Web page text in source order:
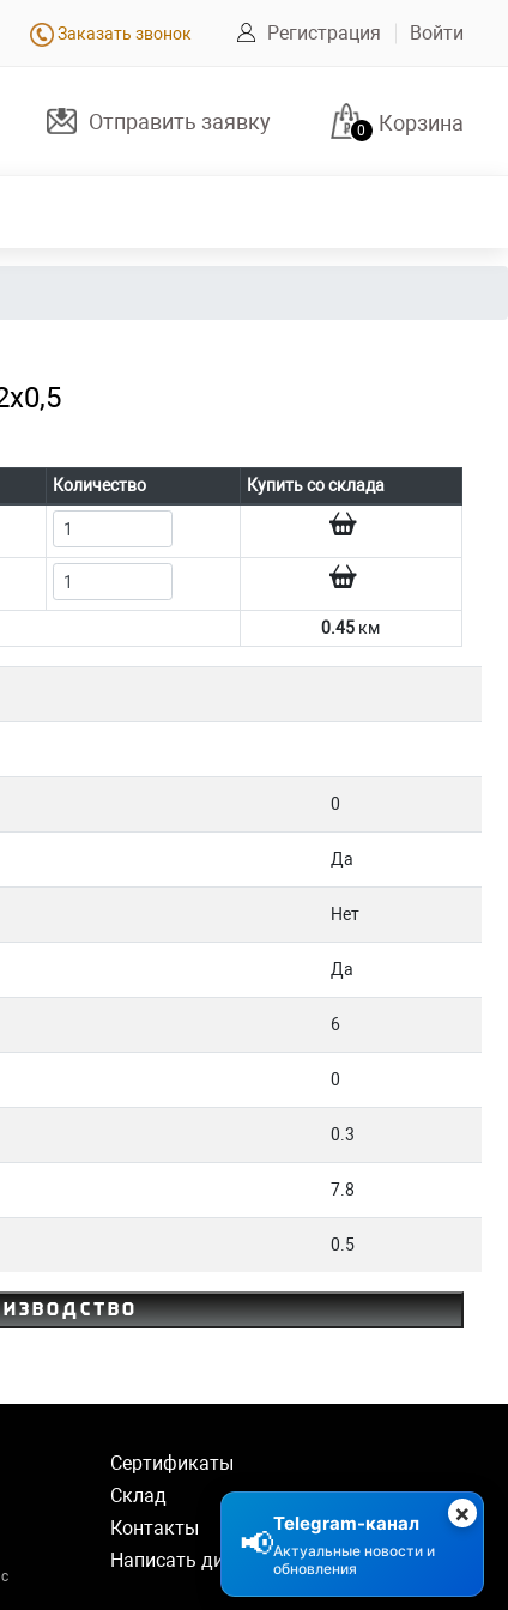
Заказать звонок Регистрация Войти
Отправить заявку 0 Корзина
Количество
Купить со склада
0.45 км
0
Да
Нет
Да
6
0
0.3
7.8
0.5
Сертификаты
Склад
Контакты
Написать директору
×
📢
Telegram-канал
Актуальные новости и
обновления